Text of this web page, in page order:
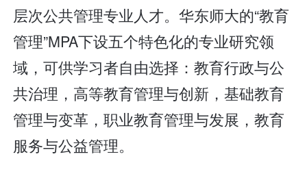
层次公共管理专业人才。华东师大的“教育
管理”MPA下设五个特色化的专业研究领
域，可供学习者自由选择：教育行政与公
共治理，高等教育管理与创新，基础教育
管理与变革，职业教育管理与发展，教育
服务与公益管理。